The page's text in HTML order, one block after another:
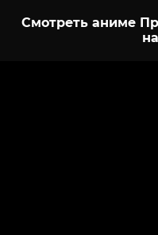
Смотреть аниме